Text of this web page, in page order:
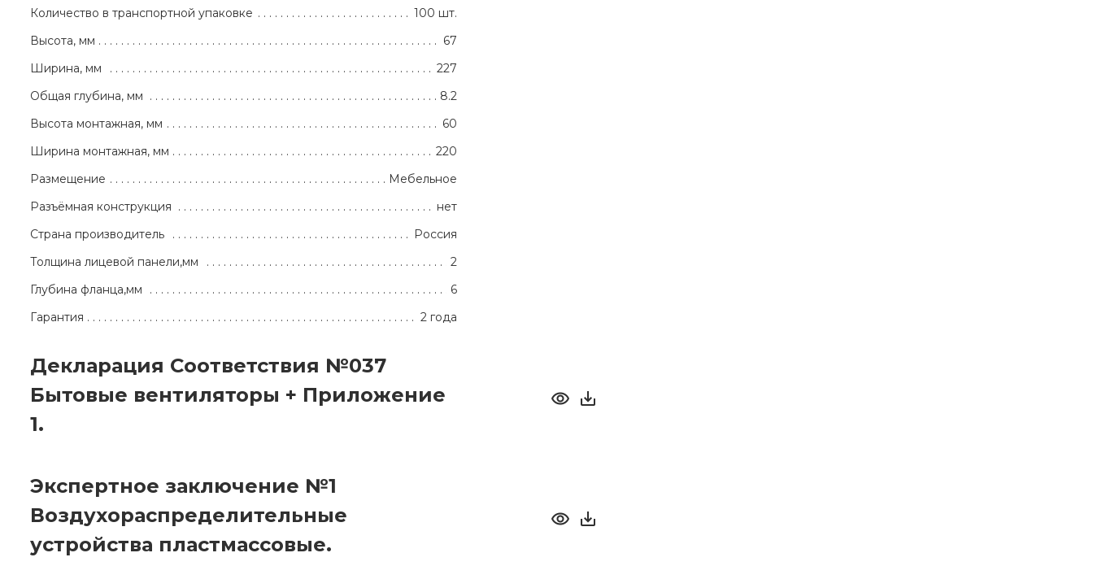
Количество в транспортной упаковке
100 шт.
Высота, мм
67
Ширина, мм
227
Общая глубина, мм
8.2
Высота монтажная, мм
60
Ширина монтажная, мм
220
Размещение
Мебельное
Разъёмная конструкция
нет
Страна производитель
Россия
Толщина лицевой панели,мм
2
Глубина фланца,мм
6
Гарантия
2 года
Декларация Соответствия №037
Бытовые вентиляторы + Приложение
1.
Экспертное заключение №1
Воздухораспределительные
устройства пластмассовые.